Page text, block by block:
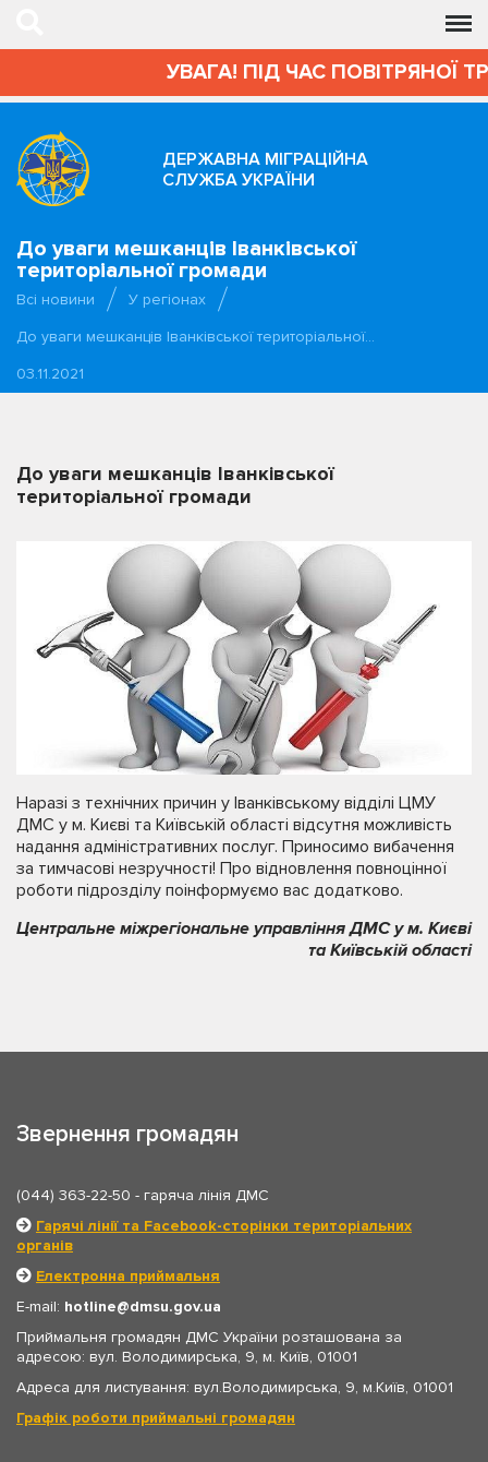
УВАГА! ПІД ЧАС ПОВІТРЯНОЇ
ДЕРЖАВНА МІГРАЦІЙНА
СЛУЖБА УКРАЇНИ
До уваги мешканців Іванківської
територіальної громади
Всі новини
У регіонах
До уваги мешканців Іванківської територіальної…
03.11.2021
До уваги мешканців Іванківської
територіальної громади
Наразі з технічних причин у Іванківському відділі ЦМУ
ДМС у м. Києві та Київській області відсутня можливість
надання адміністративних послуг. Приносимо вибачення
за тимчасові незручності! Про відновлення повноцінної
роботи підрозділу поінформуємо вас додатково.
Центральне міжрегіональне управління ДМС у м. Києві
та Київській області
Звернення громадян
(044) 363-22-50 - гаряча лінія ДМС
Гарячі лінії та Facebook-сторінки територіальних
органів
Електронна приймальня
E-mail: hotline
dmsu.gov.ua
Приймальня громадян ДМС України розташована за
адресою: вул. Володимирська, 9, м. Київ, 01001
Адреса для листування: вул.Володимирська, 9, м.Київ, 01001
Графік роботи приймальні громадян